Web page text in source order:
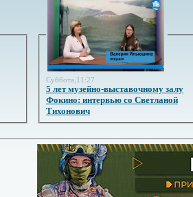
Суббота,11:27
5 лет музейно-выставочному залу
Фокино: интервью со Светланой
Тихонович